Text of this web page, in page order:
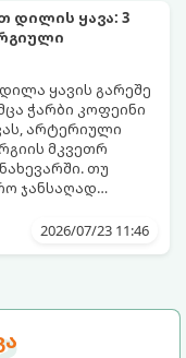
სმა
ჩვევად
დილის ყავა: 3
ყავის გარეშე
ჭარბი კოფეინი
არტერიული
მკვეთრ
თუ
ჯანსაღად
ყავის სამ
სასმელი:
2026/07/23 11:46